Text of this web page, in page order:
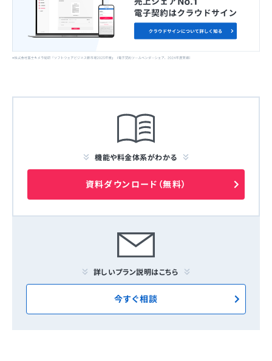
機能や料金体系がわかる
資料ダウンロード（無料）
詳しいプラン説明はこちら
今すぐ相談